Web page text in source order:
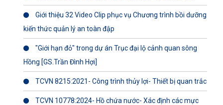
Giới thiệu 32 Video Clip phục vụ Chương trình bồi dưỡng
kiến thức quản lý an toàn đập
"Giới hạn đỏ" trong dự án Trục đại lộ cảnh quan sông
Hồng [GS.Trần Đình Hợi]
TCVN 8215:2021- Công trình thủy lợi- Thiết bị quan trắc
TCVN 10778:2024- Hồ chứa nước- Xác định các mực